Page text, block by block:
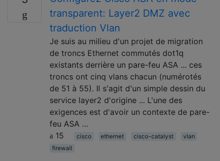
transparent: Layer2 DMZ avec
traduction Vlan
Je suis au milieu d'un projet de migration
de troncs Ethernet commutés dot1q
existants derrière un pare-feu ASA ... ces
troncs ont cinq vlans chacun (numérotés
de 51 à 55). Il s'agit d'un simple dessin du
service layer2 d'origine ... L'une des
exigences est d'avoir un contexte de pare-
feu ASA …
15
cisco ethernet cisco-catalyst
vlan
firewall